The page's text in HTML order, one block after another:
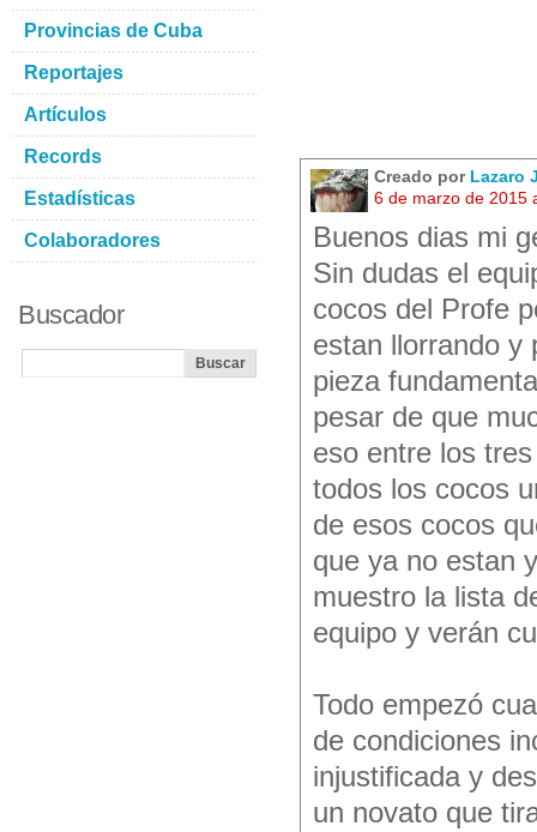
Creado por Lazaro
6 de marzo de 2015
Buenos dias mi
Sin dudas el
cocos del Profe
estan llorrando y
pieza
pesar de que
eso entre los
todos los cocos
de esos cocos
que ya no estan
muestro la lista
equipo y verán
Todo empezó
de condiciones
injustificada y
un novato que
Provincias de Cuba
Reportajes
Artículos
Records
Estadísticas
Colaboradores
Buscador